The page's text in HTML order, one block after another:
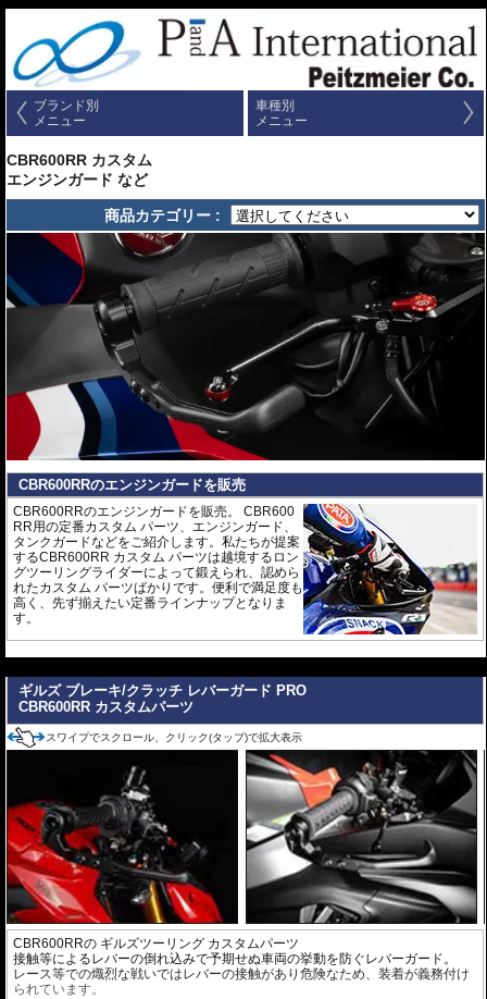
ブランド別
メニュー
車種別
メニュー
CBR600RR カスタム
エンジンガード など
商品カテゴリー :
CBR600RRのエンジンガードを販売
CBR600RRのエンジンガードを販売。 CBR600
RR用の定番カスタム パーツ、エンジンガード、
タンクガードなどをご紹介します。私たちが提案
するCBR600RR カスタム パーツは越境するロン
グツーリングライダーによって鍛えられ、認めら
れたカスタム パーツばかりです。便利で満足度も
高く、先ず揃えたい定番ラインナップとなりま
す。
ギルズ ブレーキ/クラッチ レバーガード PRO
CBR600RR カスタムパーツ
スワイプでスクロール、クリック(タップ)で拡大表示
CBR600RRの ギルズツーリング カスタムパーツ
接触等によるレバーの倒れ込みで予期せぬ車両の挙動を防ぐレバーガード。
レース等での熾烈な戦いではレバーの接触があり危険なため、装着が義務付け
られています。